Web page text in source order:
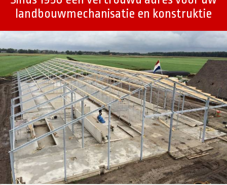
landbouwmechanisatie en konstruktie